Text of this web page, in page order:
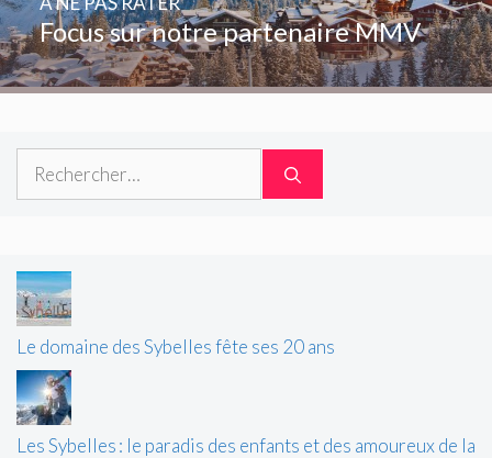
Focus sur notre partenaire MMV
Rechercher :
Le domaine des Sybelles fête ses 20 ans
Les Sybelles : le paradis des enfants et des amoureux de la